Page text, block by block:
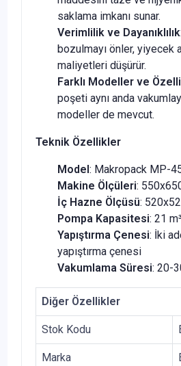
saklama imkanı sunar.
Verimlilik ve Dayanıklılık
bozulmayı önler, yiyecek
maliyetleri düşürür.
Farklı Modeller ve
poşeti aynı anda
modeller de mevcut.
Teknik Özellikler
Model : Makropack MP-
Makine Ölçüleri:
İç Hazne Ölçüsü:
Pompa Kapasitesi: 21 m³
Yapıştırma Çenesi: İki
yapıştırma çenesi
Vakumlama Süresi: 20-
Diğer Özellikler
Stok Kodu
Marka